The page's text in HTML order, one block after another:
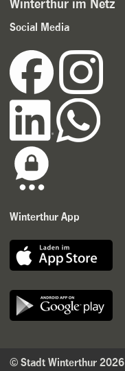
Winterthur im Netz
Social Media
Winterthur App
© Stadt Winterthur 2026